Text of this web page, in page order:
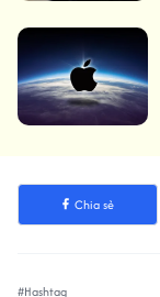
Chia sẻ
#Hashtag